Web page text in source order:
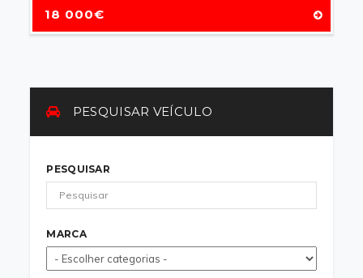
18 000€
PESQUISAR VEÍCULO
PESQUISAR
MARCA